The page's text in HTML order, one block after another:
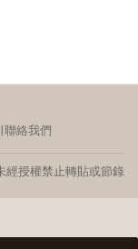
∣聯絡我們
授權禁止轉貼或節錄